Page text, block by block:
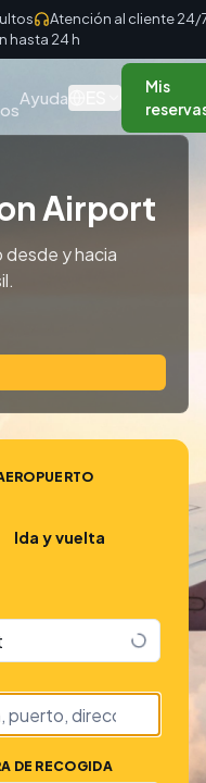
Atención al cliente 24/
hasta 24 h
Ayuda
Mis
Airport
desde y hacia
Ida y vuelta
DE RECOGIDA